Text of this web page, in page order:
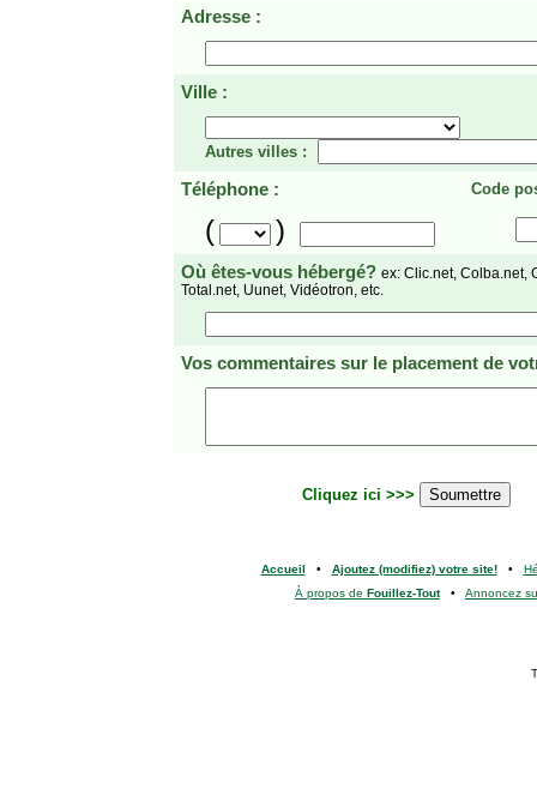
Adresse :
Ville :
Autres villes :
Téléphone : Code
( )
Où êtes-vous hébergé? ex: Clic.net, Colba.net,
Total.net, Uunet, Vidéotron, etc.
Vos commentaires sur le placement de
Cliquez ici >>>
Accueil • Ajoutez (modifiez) votre site!•
À propos de Fouillez-Tout• Annoncez